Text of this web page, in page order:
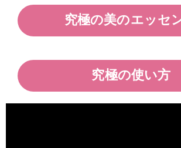
究極の美のエッセ
究極の使い方